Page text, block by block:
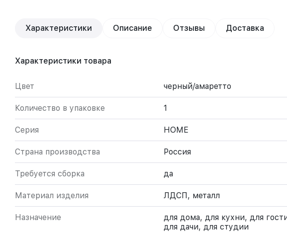
Характеристики Описание Отзывы Доставка
Характеристики товара
Цвет черный/амаретто
Количество в упаковке 1
Серия HOME
Страна производства Россия
Требуется сборка да
Материал изделия ЛДСП, металл
Назначение
для дома, для кухни, для
для дачи, для студии